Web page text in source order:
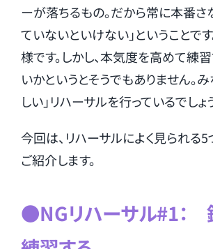
ーが落ちるもの。だから常に本番
ていないといけない」ということで
様です。しかし、本気度を高めて練
いかというとそうでもありません。み
しい」リハーサルを行っているでしょ
今回は、リハーサルによく見られる
ご紹介します。
●NGリハーサル#1：